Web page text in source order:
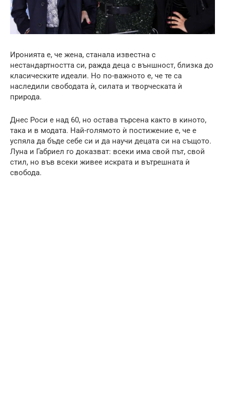
Иронията е, че жена, станала известна с
нестандартността си, ражда деца с външност, близка до
класическите идеали. Но по-важното е, че те са
наследили свободата ѝ, силата и творческата ѝ
природа.
Днес Роси е над 60, но остава търсена както в киното,
така и в модата. Най-голямото ѝ постижение е, че е
успяла да бъде себе си и да научи децата си на същото.
Луна и Габриел го доказват: всеки има свой път, свой
стил, но във всеки живее искрата и вътрешната ѝ
свобода.